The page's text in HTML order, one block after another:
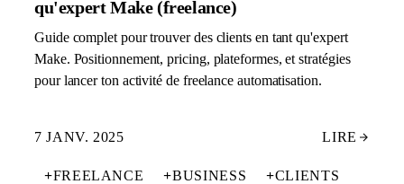
qu'expert Make (freelance)
Guide complet pour trouver des clients en tant qu'expert
Make. Positionnement, pricing, plateformes, et stratégies
pour lancer ton activité de freelance automatisation.
7 JANV. 2025 LIRE
+FREELANCE +BUSINESS +CLIENTS